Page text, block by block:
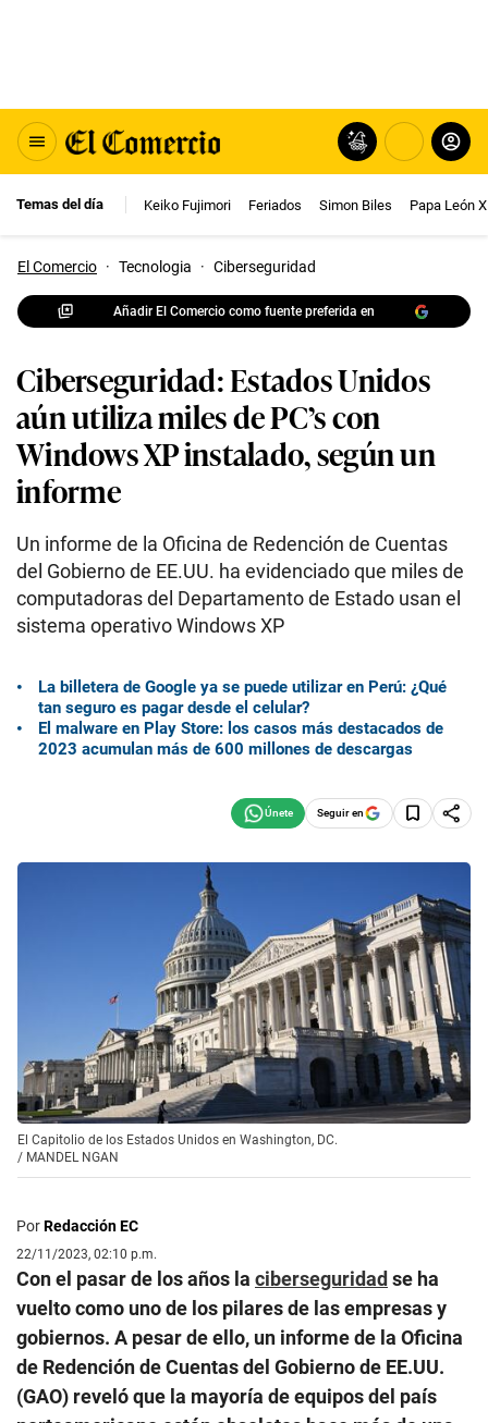
Temas del día Keiko Fujimori Feriados Simon Biles Papa León
El Comercio · Tecnologia · Ciberseguridad
Añadir El Comercio como fuente preferida en
Ciberseguridad: Estados Unidos
aún utiliza miles de PC’s con
Windows XP instalado, según un
informe
Un informe de la Oficina de Redención de Cuentas
del Gobierno de EE.UU. ha evidenciado que miles de
computadoras del Departamento de Estado usan el
sistema operativo Windows XP
La billetera de Google ya se puede utilizar en Perú: ¿Qué
tan seguro es pagar desde el celular?
El malware en Play Store: los casos más destacados de
2023 acumulan más de 600 millones de descargas
Seguir en
El Capitolio de los Estados Unidos en Washington, DC.
/ MANDEL NGAN
PorRedacción EC
22/11/2023, 02:10 p.m.
Con el pasar de los años la ciberseguridad se ha
vuelto como uno de los pilares de las empresas y
gobiernos. A pesar de ello, un informe de la Oficina
de Redención de Cuentas del Gobierno de EE.UU.
(GAO) reveló que la mayoría de equipos del país